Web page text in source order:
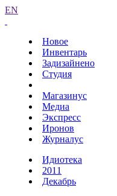
EN
Новое
Инвентарь
Задизайнено
Студия
Магазинус
Медиа
Экспресс
Иронов
Журналус
Идиотека
2011
Декабрь